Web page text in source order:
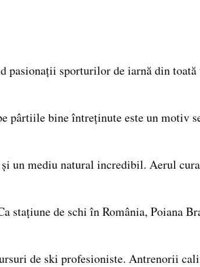
pasionații sporturilor de iarnă din
pârtiile bine întreținute este un motiv
un mediu natural incredibil. Aerul
de schi în România, Poiana
de ski profesioniste. Antrenorii